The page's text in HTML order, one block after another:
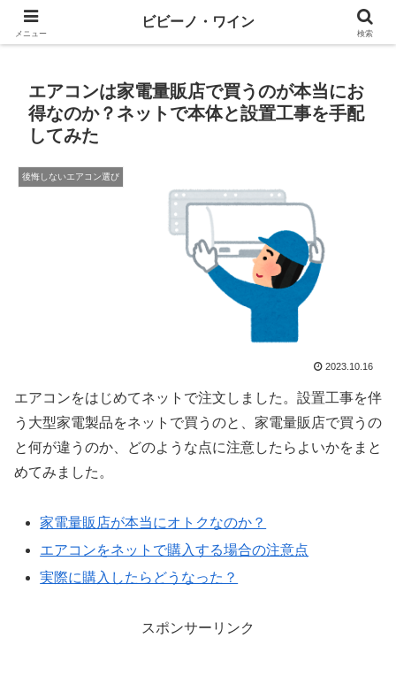
ワインとテックと、ときどきマネー
エアコンは家電量販店で買うのが本当にお
得なのか？ネットで本体と設置工事を手配
してみた
後悔しないエアコン選び
2023.10.16
エアコンをはじめてネットで注文しました。設置工事を伴
う大型家電製品をネットで買うのと、家電量販店で買うの
と何が違うのか、どのような点に注意したらよいかをまと
めてみました。
家電量販店が本当にオトクなのか？
エアコンをネットで購入する場合の注意点
実際に購入したらどうなった？
スポンサーリンク
メニュー
ビビーノ・ワイン
検索